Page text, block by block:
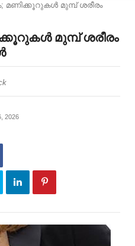
മുമ്പ് ശരീരം
മുമ്പ് ശരീരം
2026